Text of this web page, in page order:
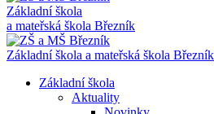
Základní škola
a mateřská škola Březník
Základní škola a mateřská škola Březník
Základní škola
Aktuality